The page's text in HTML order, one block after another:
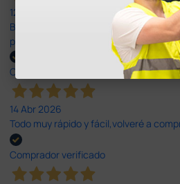
12 Jun 2026
Bien, rápida y sin problemas. No me
productos sin incluir el IVA que luego
Comprador verificado
14 Abr 2026
Todo muy rápido y fácil,volveré a
Comprador verificado